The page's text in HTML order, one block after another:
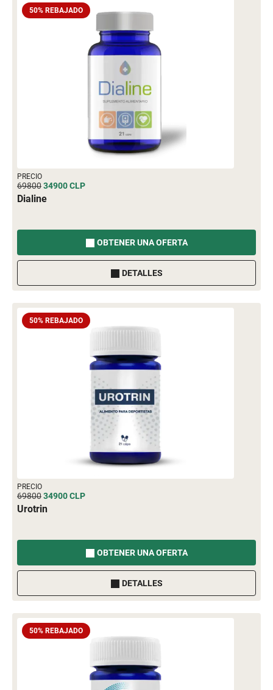
50% REBAJADO
PRECIO
6980034900CLP
Dialine
OBTENER UNA OFERTA
DETALLES
50% REBAJADO
PRECIO
6980034900CLP
Urotrin
OBTENER UNA OFERTA
DETALLES
50% REBAJADO